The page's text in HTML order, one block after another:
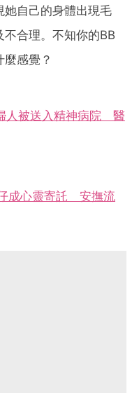
她自己的身體出現毛
合理。不知你的BB
感覺？
人被送入精神病院 醫
成心靈寄託 安撫流